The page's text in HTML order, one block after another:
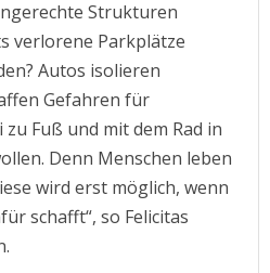
Strukturen
verlorene Parkplätze
Autos isolieren
Gefahren für
Fuß und mit dem Rad in
Denn Menschen leben
wird erst möglich, wenn
schafft“, so Felicitas